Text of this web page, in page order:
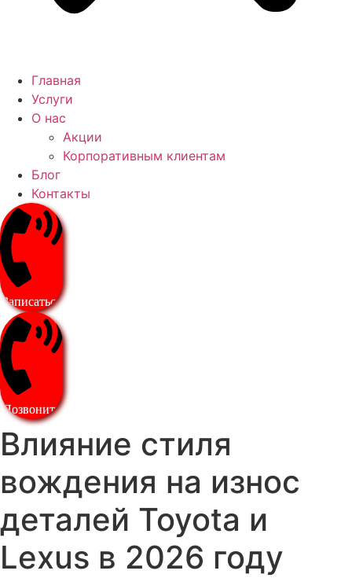
Главная
Услуги
О нас
Акции
Корпоративным клиентам
Блог
Контакты
Записаться
Позвонить
Влияние стиля
вождения на износ
деталей Toyota и
Lexus в 2026 году